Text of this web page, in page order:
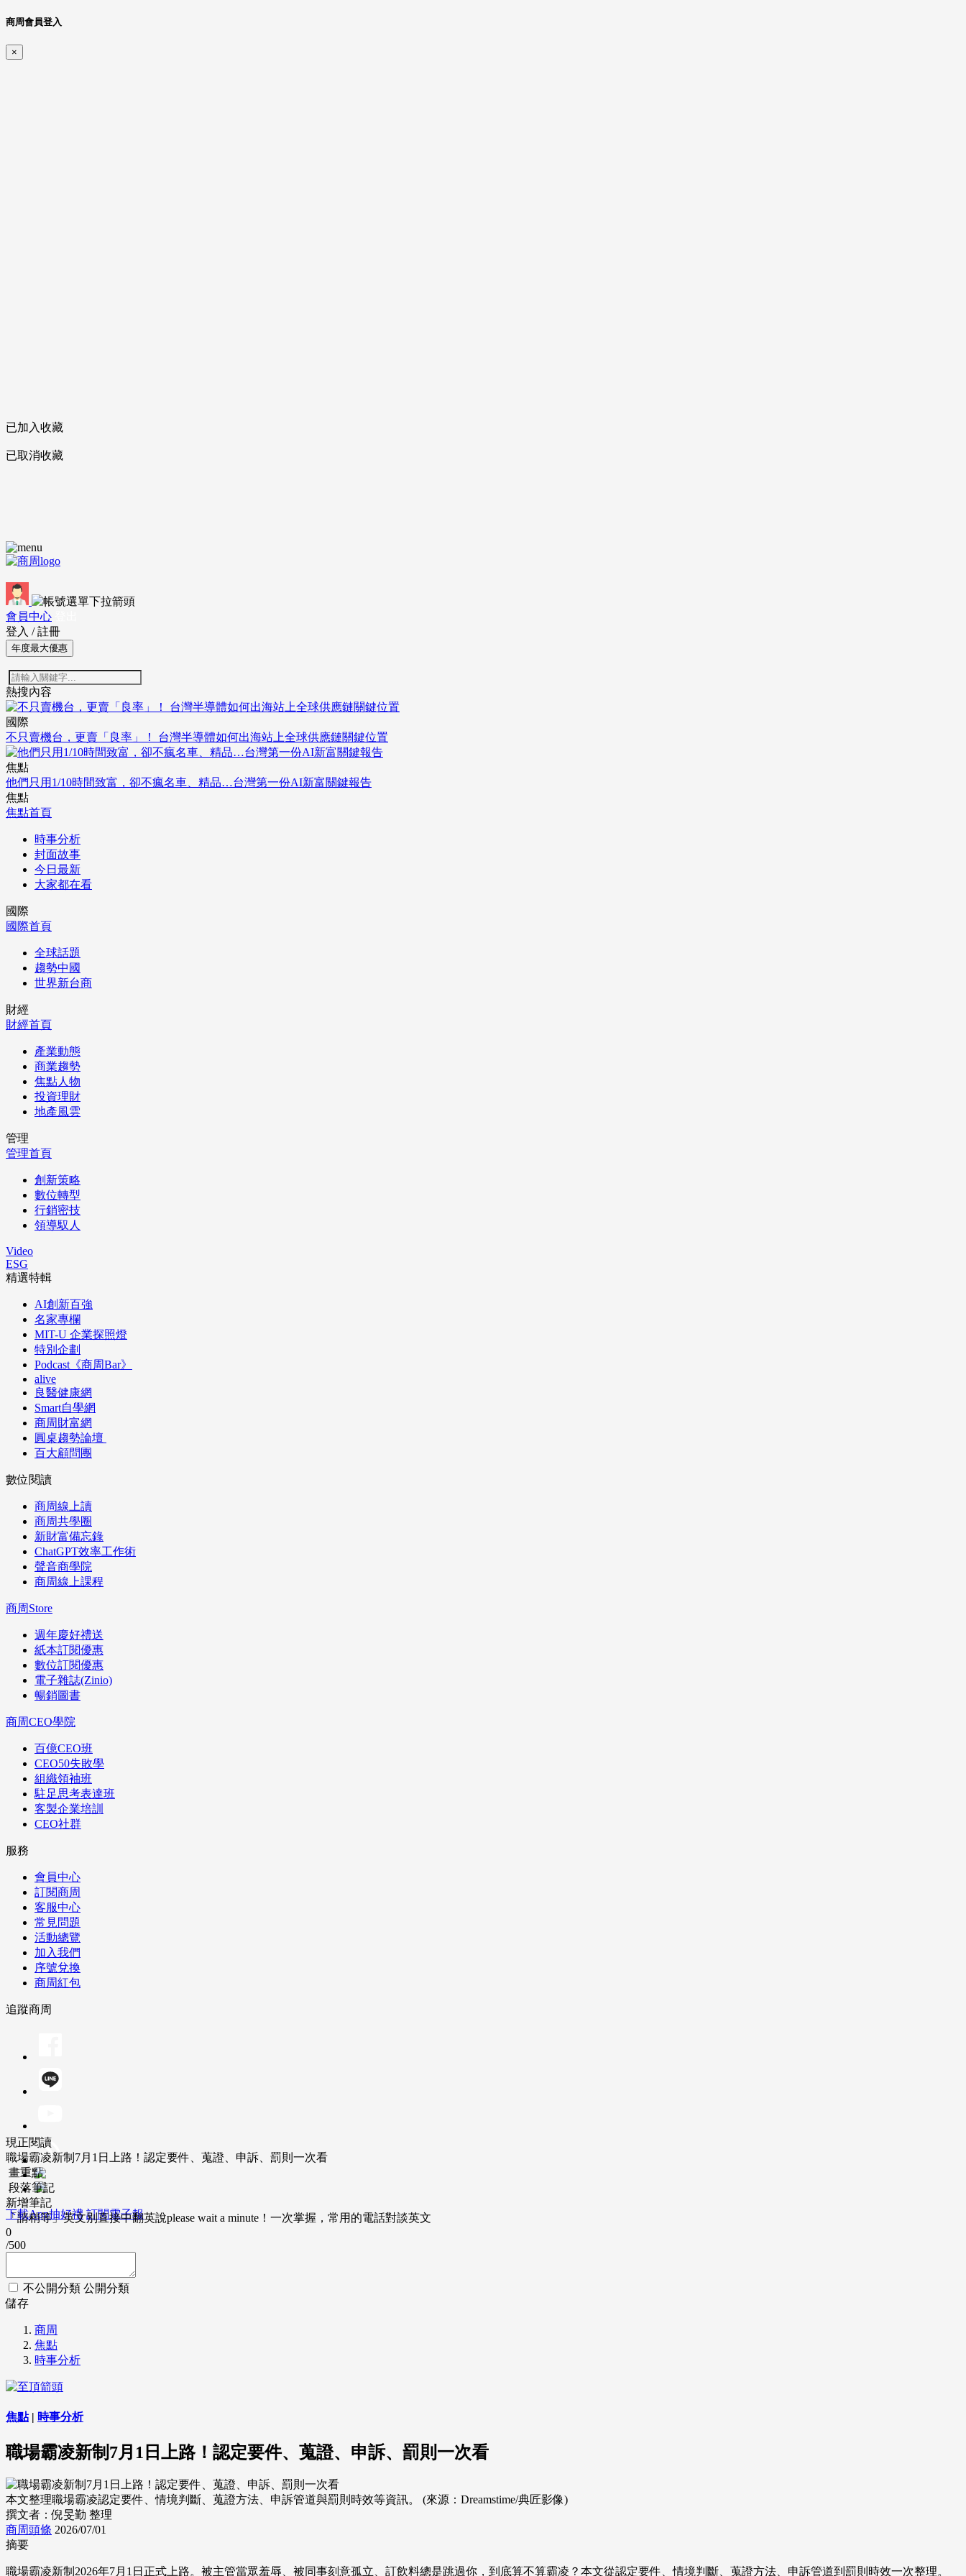
商周會員登入
×
已加入收藏
已取消收藏
會員中心
登入 / 註冊
年度最大優惠
熱搜內容
國際
不只賣機台，更賣「良率」！ 台灣半導體如何出海站上全球供應鏈關鍵位置
焦點
他們只用1/10時間致富，卻不瘋名車、精品…台灣第一份AI新富關鍵報告
焦點
焦點首頁
時事分析
封面故事
今日最新
大家都在看
國際
國際首頁
全球話題
趨勢中國
世界新台商
財經
財經首頁
產業動態
商業趨勢
焦點人物
投資理財
地產風雲
管理
管理首頁
創新策略
數位轉型
行銷密技
領導馭人
Video
ESG
精選特輯
AI創新百強
名家專欄
MIT-U 企業探照燈
特別企劃
Podcast《商周Bar》
alive
良醫健康網
Smart自學網
商周財富網
圓桌趨勢論壇
百大顧問團
數位閱讀
商周線上讀
商周共學圈
新財富備忘錄
ChatGPT效率工作術
聲音商學院
商周線上課程
商周Store
週年慶好禮送
紙本訂閱優惠
數位訂閱優惠
電子雜誌(Zinio)
暢銷圖書
商周CEO學院
百億CEO班
CEO50失敗學
組織領袖班
駐足思考表達班
客製企業培訓
CEO社群
服務
會員中心
訂閱商周
客服中心
常見問題
活動總覽
加入我們
序號兌換
商周紅包
追蹤商周
下載App抽好禮 訂閱電子報
現正閱讀
職場霸凌新制7月1日上路！認定要件、蒐證、申訴、罰則一次看
畫重點
段落筆記
新增筆記
「請稍等」英文別直接中翻英說please wait a minute！一次掌握，常用的電話對談英文
0
/500
不公開分類 公開分類
儲存
商周
焦點
時事分析
焦點| 時事分析
職場霸凌新制7月1日上路！認定要件、蒐證、申訴、罰則一次看
本文整理職場霸凌認定要件、情境判斷、蒐證方法、申訴管道與罰則時效等資訊。 (來源：Dreamstime/典匠影像)
撰文者：倪旻勤 整理
商周頭條 2026/07/01
摘要
職場霸凌新制2026年7月1日正式上路。被主管當眾羞辱、被同事刻意孤立、訂飲料總是跳過你，到底算不算霸凌？本文從認定要件、情境判斷、蒐證方法、申訴管道到罰則時效一次整理。